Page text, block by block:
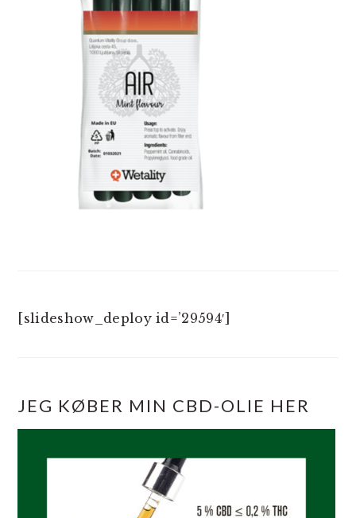
[slideshow_deploy id=’29594′]
JEG KØBER MIN CBD-OLIE HER